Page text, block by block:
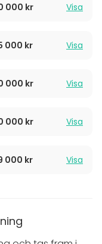
000 kr Visa
000 kr Visa
000 kr Visa
000 kr Visa
000 kr Visa